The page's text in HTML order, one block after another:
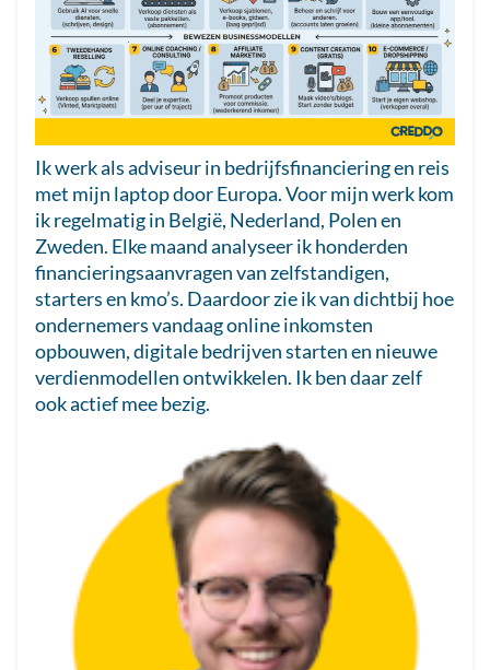
Ik werk als adviseur in bedrijfsfinanciering en reis
met mijn laptop door Europa. Voor mijn werk kom
ik regelmatig in België, Nederland, Polen en
Zweden. Elke maand analyseer ik honderden
financieringsaanvragen van zelfstandigen,
starters en kmo’s. Daardoor zie ik van dichtbij hoe
ondernemers vandaag online inkomsten
opbouwen, digitale bedrijven starten en nieuwe
verdienmodellen ontwikkelen. Ik ben daar zelf
ook actief mee bezig.